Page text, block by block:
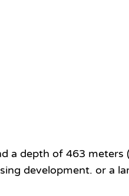
a depth of 463 meters
development. or a